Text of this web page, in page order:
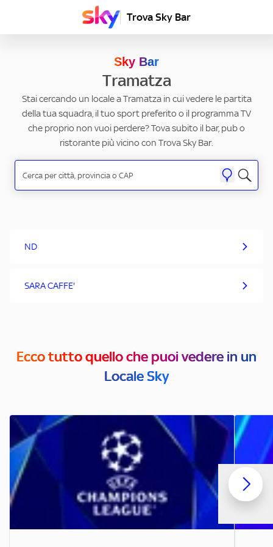
Trova Sky Bar
Sky Bar
Tramatza
Stai cercando un locale a Tramatza in cui vedere le partita
della tua squadra, il tuo sport preferito o il programma TV
che proprio non vuoi perdere? Tova subito il bar, pub o
ristorante più vicino con Trova Sky Bar.
ND
SARA CAFFE'
Ecco tutto quello che puoi vedere in un
Locale Sky